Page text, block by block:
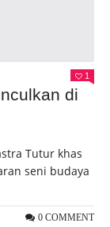
1
di
Tutur khas
seni budaya
0 COMMENT